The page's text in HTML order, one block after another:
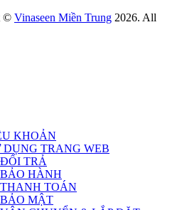
© Vinaseen Miền Trung 2026. All
KHOẢN
TRANG WEB
TRẢ
HÀNH
TOÁN
MẬT